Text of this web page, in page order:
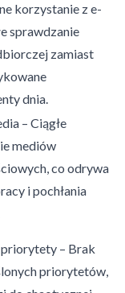
korzystanie z e-
sprawdzanie
zamiast
dnia.
– Ciągłe
mediów
co odrywa
i pochłania
priorytety – Brak
priorytetów,